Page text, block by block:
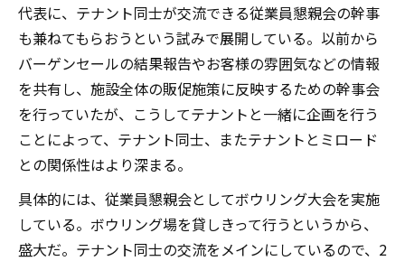
代表に、テナント同士が交流できる従業員懇親会の幹事
も兼ねてもらおうという試みで展開している。以前から
バーゲンセールの結果報告やお客様の雰囲気などの情報
を共有し、施設全体の販促施策に反映するための幹事会
を行っていたが、こうしてテナントと一緒に企画を行う
ことによって、テナント同士、またテナントとミロード
との関係性はより深まる。
具体的には、従業員懇親会としてボウリング大会を実施
している。ボウリング場を貸しきって行うというから、
盛大だ。テナント同士の交流をメインにしているので、2